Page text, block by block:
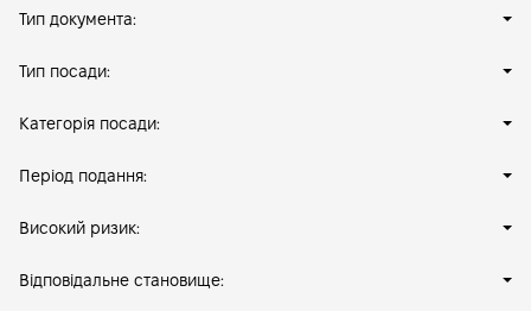
Тип документа:
Тип посади:
Категорія посади:
Період подання:
Високий ризик:
Відповідальне становище: